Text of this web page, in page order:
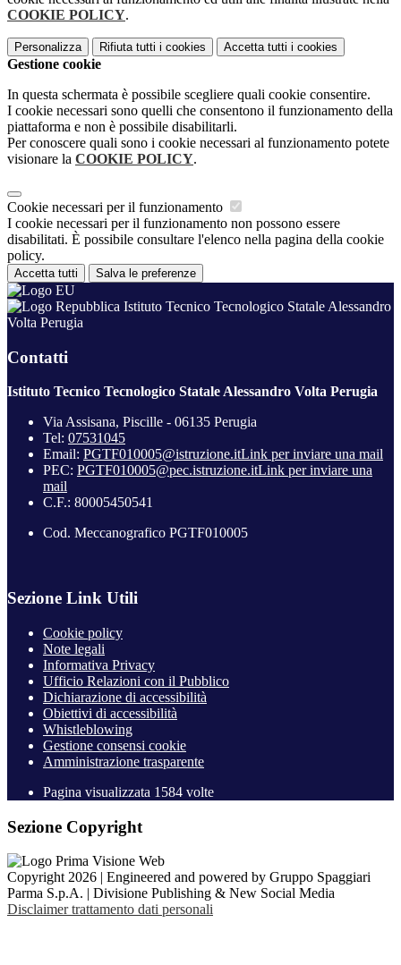
COOKIE POLICY.
Personalizza Rifiuta tutti i cookies Accetta tutti i cookies
Gestione cookie
In questa schermata è possibile scegliere quali cookie consentire.
I cookie necessari sono quelli che consentono il funzionamento della
piattaforma e non è possibile disabilitarli.
Per conoscere quali sono i cookie necessari al funzionamento potete
visionare la COOKIE POLICY.
Cookie necessari per il funzionamento
I cookie necessari per il funzionamento non possono essere
disabilitati. È possibile consultare l'elenco nella pagina della cookie
policy.
Accetta tutti Salva le preferenze
Istituto Tecnico Tecnologico Statale Alessandro
Volta Perugia
Contatti
Istituto Tecnico Tecnologico Statale Alessandro Volta Perugia
Via Assisana, Piscille - 06135 Perugia
Tel: 07531045
Email: PGTF010005@istruzione.itLink per inviare una mail
PEC: PGTF010005@pec.istruzione.itLink per inviare una
mail
C.F.: 80005450541
Cod. Meccanografico PGTF010005
Sezione Link Utili
Cookie policy
Note legali
Informativa Privacy
Ufficio Relazioni con il Pubblico
Dichiarazione di accessibilità
Obiettivi di accessibilità
Whistleblowing
Gestione consensi cookie
Amministrazione trasparente
Pagina visualizzata 1584 volte
Sezione Copyright
Copyright 2026 | Engineered and powered by Gruppo Spaggiari
Parma S.p.A. | Divisione Publishing & New Social Media
Disclaimer trattamento dati personali